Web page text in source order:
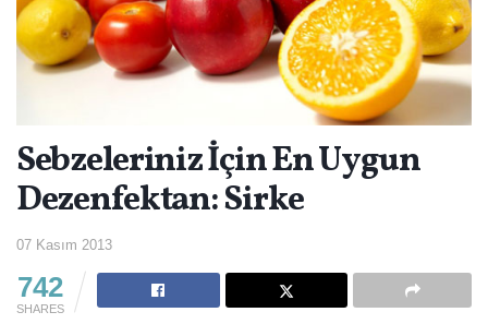
Sebzeleriniz İçin En Uygun
Dezenfektan: Sirke
07 Kasım 2013
742
SHARES